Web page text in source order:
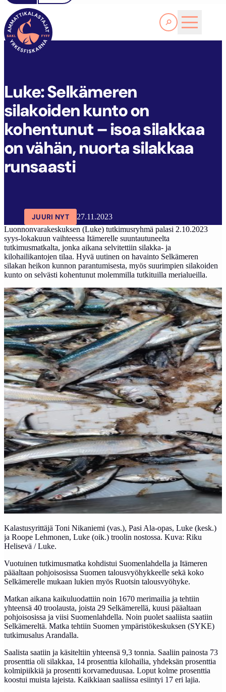
Lue lisää
SAKL
Luke: Selkämeren
silakoiden kunto on
kohentunut – isoa silakkaa
on vähän, nuorta silakkaa
runsaasti
JUURI NYT
27.11.2023
Luonnonvarakeskuksen (Luke) tutkimusryhmä palasi 2.10.2023
syys-lokakuun vaihteessa Itämerelle suuntautuneelta
tutkimusmatkalta, jonka aikana selvitettiin silakka- ja
kilohailikantojen tilaa. Hyvä uutinen on havainto Selkämeren
silakan heikon kunnon parantumisesta, myös suurimpien silakoiden
kunto on selvästi kohentunut molemmilla tutkituilla merialueilla.
Kalastusyrittäjä Toni Nikaniemi (vas.), Pasi Ala-opas, Luke (kesk.)
ja Roope Lehmonen, Luke (oik.) troolin nostossa. Kuva: Riku
Helisevä / Luke.
Vuotuinen tutkimusmatka kohdistui Suomenlahdella ja Itämeren
pääaltaan pohjoisosissa Suomen talousvyöhykkeelle sekä koko
Selkämerelle mukaan lukien myös Ruotsin talousvyöhyke.
Matkan aikana kaikuluodattiin noin 1670 merimailia ja tehtiin
yhteensä 40 troolausta, joista 29 Selkämerellä, kuusi pääaltaan
pohjoisosissa ja viisi Suomenlahdella. Noin puolet saaliista saatiin
Selkämereltä. Matka tehtiin Suomen ympäristökeskuksen (SYKE)
tutkimusalus Arandalla.
Saalista saatiin ja käsiteltiin yhteensä 9,3 tonnia. Saaliin painosta 73
prosenttia oli silakkaa, 14 prosenttia kilohailia, yhdeksän prosenttia
kolmipiikkiä ja prosentti korvameduusaa. Loput kolme prosenttia
koostui muista lajeista. Kaikkiaan saaliissa esiintyi 17 eri lajia.